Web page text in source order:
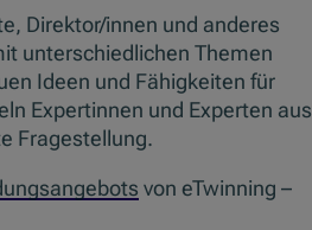
Direktor/innen und anderes
unterschiedlichen Themen
Ideen und Fähigkeiten für
Expertinnen und Experten aus
Fragestellung.
von eTwinning –